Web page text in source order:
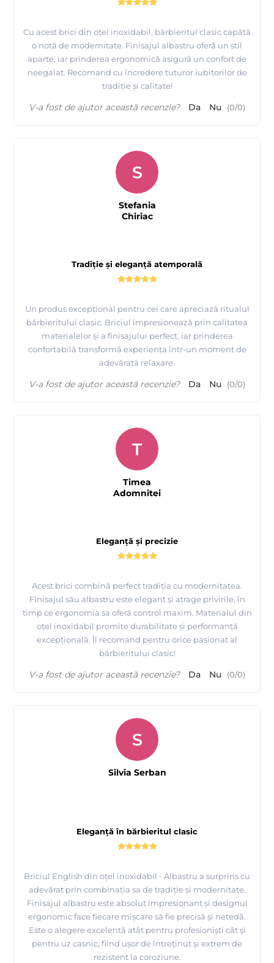
Cu acest brici din oțel inoxidabil, bărbieritul clasic capătă
o notă de modernitate. Finisajul albastru oferă un stil
aparte, iar prinderea ergonomică asigură un confort de
neegalat. Recomand cu încredere tuturor iubitorilor de
tradiție și calitate!
V-a fost de ajutor această recenzie? Da Nu (0/0)
Tradiție și eleganță atemporală
Un produs excepțional pentru cei care apreciază ritualul
bărbieritului clasic. Briciul impresionează prin calitatea
materialelor și a finisajului perfect, iar prinderea
confortabilă transformă experiența într-un moment de
adevărată relaxare.
S
Stefania
Chiriac
V-a fost de ajutor această recenzie? Da Nu (0/0)
Eleganță și precizie
Acest brici combină perfect tradiția cu modernitatea.
Finisajul său albastru este elegant și atrage privirile, în
timp ce ergonomia sa oferă control maxim. Materialul din
oțel inoxidabil promite durabilitate și performanță
excepțională. Îl recomand pentru orice pasionat al
bărbieritului clasic!
T
Timea
Adomnitei
V-a fost de ajutor această recenzie? Da Nu (0/0)
Eleganță în bărbieritul clasic
Briciul English din oțel inoxidabil - Albastru a surprins cu
adevărat prin combinația sa de tradiție și modernitate.
Finisajul albastru este absolut impresionant și designul
ergonomic face fiecare mișcare să fie precisă și netedă.
Este o alegere excelentă atât pentru profesioniști cât și
pentru uz casnic, fiind ușor de întreținut și extrem de
rezistent la coroziune.
S
Silvia Serban